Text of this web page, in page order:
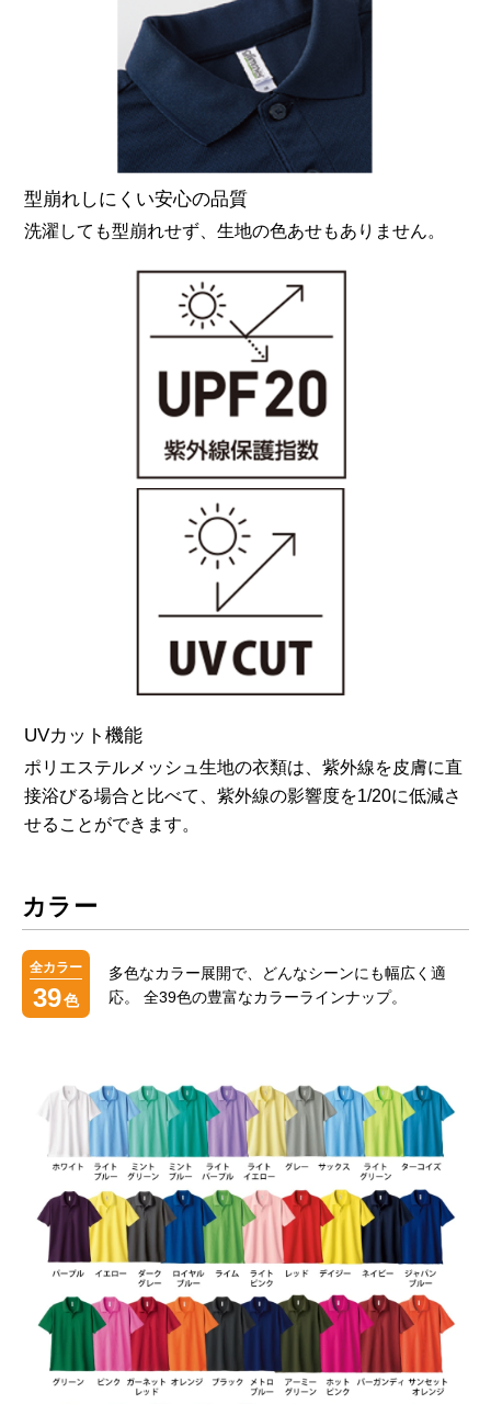
型崩れしにくい安心の品質
洗濯しても型崩れせず、生地の色あせもありません。
UVカット機能
ポリエステルメッシュ生地の衣類は、紫外線を皮膚に直
接浴びる場合と比べて、紫外線の影響度を1/20に低減さ
せることができます。
カラー
全カラー
39色
多色なカラー展開で、どんなシーンにも幅広く適
応。
全39色の豊富なカラーラインナップ。